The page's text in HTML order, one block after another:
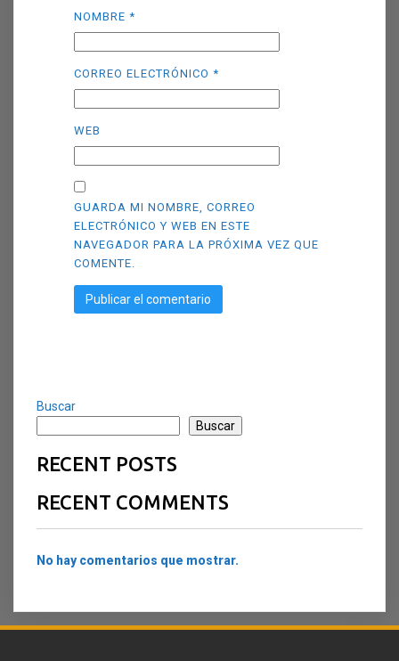
NOMBRE *
CORREO ELECTRÓNICO *
WEB
GUARDA MI NOMBRE, CORREO
ELECTRÓNICO Y WEB EN ESTE
NAVEGADOR PARA LA PRÓXIMA VEZ QUE
COMENTE.
Buscar
Buscar
RECENT POSTS
RECENT COMMENTS
No hay comentarios que mostrar.